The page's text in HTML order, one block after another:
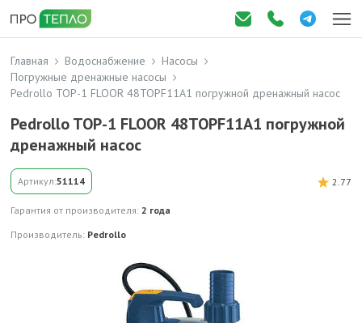
Главная Водоснабжение
Насосы
Погружные дренажные насосы
Pedrollo TOP-1 FLOOR 48TOPF11A1 погружной дренажный насос
Pedrollo TOP-1 FLOOR 48TOPF11A1 погружной
дренажный насос
Артикул:51114
Гарантия от производителя: 2 года
Производитель: Pedrollo
2.77